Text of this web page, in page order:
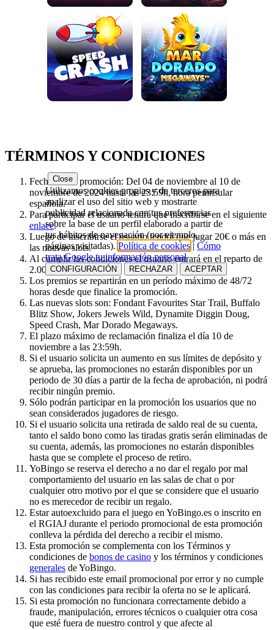
TÉRMINOS Y CONDICIONES
Fechas de la promoción: Del 04 de noviembre al 10 de
noviembre de 2024 hasta las 23:59h, hora peninsular
española.
Para participar el usuario tendrá que inscribirse en el siguiente
enlace.
Luego de inscribirse el usuario tendrá que jugar 20€ o más en
las nuevas slots.
Al cumplir las condiciones el usuario entrará en el reparto de
2.000€ de bono casino.
Los premios se repartirán en un período máximo de 48/72
horas desde que finalice la promoción.
Las nuevas slots son: Fondant Favourites Star Trail, Buffalo
Blitz Show, Jokers Jewels Wild, Dynamite Diggin Doug,
Speed Crash, Mar Dorado Megaways.
El plazo máximo de reclamación finaliza el día 10 de
noviembre a las 23:59h.
Si el usuario solicita un aumento en sus límites de depósito y
se aprueba, las promociones no estarán disponibles por un
periodo de 30 días a partir de la fecha de aprobación, ni podrá
recibir ningún premio.
Sólo podrán participar en la promoción los usuarios que no
sean considerados jugadores de riesgo.
Si el usuario solicita una retirada de saldo real de su cuenta,
tanto el saldo bono como las tiradas gratis serán eliminadas de
su cuenta, además, las promociones no estarán disponibles
hasta que se complete el proceso de retiro.
YoBingo se reserva el derecho a no dar el regalo por mal
comportamiento del usuario en las salas de chat o por
cualquier otro motivo por el que se considere que el usuario
no es merecedor de recibir un regalo.
Estar autoexcluido para el juego en YoBingo.es o inscrito en
el RGIAJ durante el periodo promocional de esta promoción
conlleva la pérdida del derecho a recibir el mismo.
Esta promoción se complementa con los Términos y
condiciones de bonos de casino y los términos y condiciones
generales de YoBingo.
Si has recibido este email promocional por error y no cumple
con las condiciones para recibir la oferta no se le aplicará.
Si esta promoción no funcionara correctamente debido a
fraude, manipulación, errores técnicos o cualquier otra cosa
que esté fuera de nuestro control y que afecte al
Close
Utilizamos cookies propias y de terceros para
analizar el uso del sitio web y mostrarte
publicidad relacionada con tus preferencias
sobre la base de un perfil elaborado a partir de
tus hábitos de navegación (por ejemplo,
páginas visitadas). Política de cookies | Cómo
trata Google tu información personal
CONFIGURACIÓN RECHAZAR ACEPTAR